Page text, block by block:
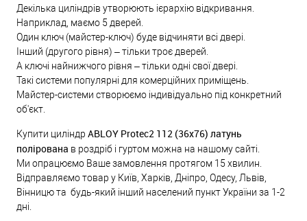
Декілька циліндрів утворюють ієрархію відкривання.
Наприклад, маємо 5 дверей.
Один ключ (майстер-ключ) буде відчиняти всі двері.
Інший (другого рівня) – тільки троє дверей.
А ключі найнижчого рівня – тільки одні свої двері.
Такі системи популярні для комерційних приміщень.
Майстер-системи створюємо індивідуально під конкретний
об'єкт.
Купити циліндр ABLOY Protec2 112 (36x76) латунь
полірована в роздріб і гуртом можна на нашому сайті.
Ми опрацюємо Ваше замовлення протягом 15 хвилин.
Відправляємо товар у Київ, Харків, Дніпро, Одесу, Львів,
Вінницю та будь-який інший населений пункт України за 1-2
дні.